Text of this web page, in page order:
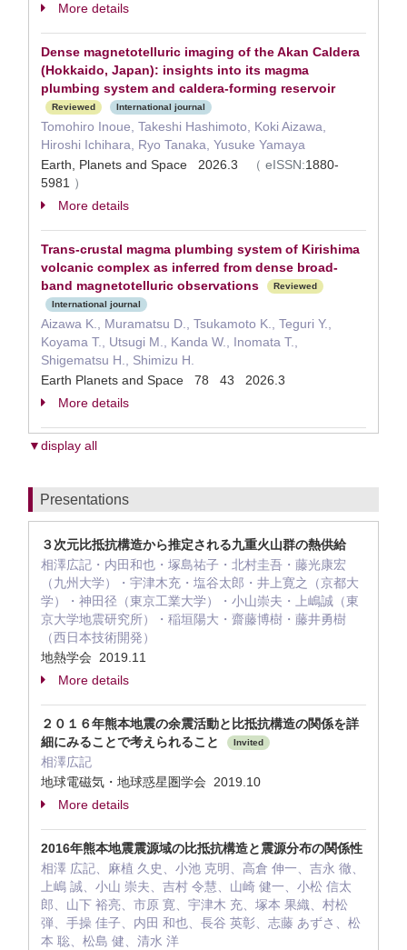
More details
Dense magnetotelluric imaging of the Akan Caldera
(Hokkaido, Japan): insights into its magma
plumbing system and caldera-forming reservoir
Reviewed International journal
Tomohiro Inoue, Takeshi Hashimoto, Koki Aizawa,
Hiroshi Ichihara, Ryo Tanaka, Yusuke Yamaya
Earth, Planets and Space 2026.3
（ eISSN:1880-
5981 ）
More details
Trans-crustal magma plumbing system of Kirishima
volcanic complex as inferred from dense broad-
band magnetotelluric observations
Reviewed
International journal
Aizawa K., Muramatsu D., Tsukamoto K., Teguri Y.,
Koyama T., Utsugi M., Kanda W., Inomata T.,
Shigematsu H., Shimizu H.
Earth Planets and Space 78 43 2026.3
More details
▼display all
Presentations
３次元比抵抗構造から推定される九重火山群の熱供給
相澤広記・内田和也・塚島祐子・北村圭吾・藤光康宏
（九州大学）・宇津木充・塩谷太郎・井上寛之（京都大
学）・神田径（東京工業大学）・小山崇夫・上嶋誠（東
京大学地震研究所）・稲垣陽大・齋藤博樹・藤井勇樹
（西日本技術開発）
地熱学会 2019.11
More details
２０１６年熊本地震の余震活動と比抵抗構造の関係を詳
細にみることで考えられること
Invited
相澤広記
地球電磁気・地球惑星圏学会 2019.10
More details
2016年熊本地震震源域の比抵抗構造と震源分布の関係性
相澤 広記、麻植 久史、小池 克明、高倉 伸一、吉永 徹、
上嶋 誠、小山 崇夫、吉村 令慧、山崎 健一、小松 信太
郎、山下 裕亮、市原 寛、宇津木 充、塚本 果織、村松
弾、手操 佳子、内田 和也、長谷 英彰、志藤 あずさ、松
本 聡、松島 健、清水 洋